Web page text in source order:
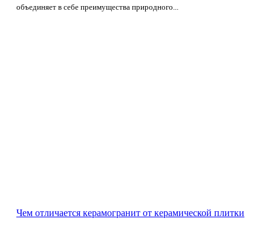
объединяет в себе преимущества природного...
Чем отличается керамогранит от керамической плитки